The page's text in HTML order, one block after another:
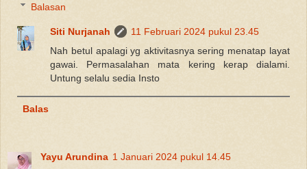
Balasan
Siti Nurjanah
11 Februari 2024 pukul 23.45
Nah betul apalagi yg aktivitasnya sering menatap layat
gawai. Permasalahan mata kering kerap dialami.
Untung selalu sedia Insto
Balas
Yayu Arundina 1 Januari 2024 pukul 14.45